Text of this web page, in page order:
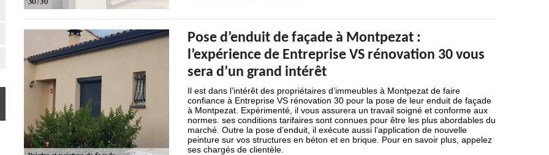
Pose d’enduit de façade à Montpezat :
l’expérience de Entreprise VS rénovation 30 vous
sera d’un grand intérêt
Il est dans l’intérêt des propriétaires d’immeubles à Montpezat de faire
confiance à Entreprise VS rénovation 30 pour la pose de leur enduit de façade
à Montpezat. Expérimenté, il vous assurera un travail soigné et conforme aux
normes. ses conditions tarifaires sont connues pour être les plus abordables du
marché. Outre la pose d’enduit, il exécute aussi l’application de nouvelle
peinture sur vos structures en béton et en brique. Pour en savoir plus, appelez
ses chargés de clientèle.